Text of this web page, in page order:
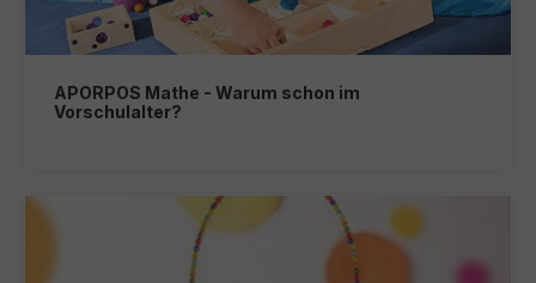
APORPOS Mathe - Warum schon im
Vorschulalter?